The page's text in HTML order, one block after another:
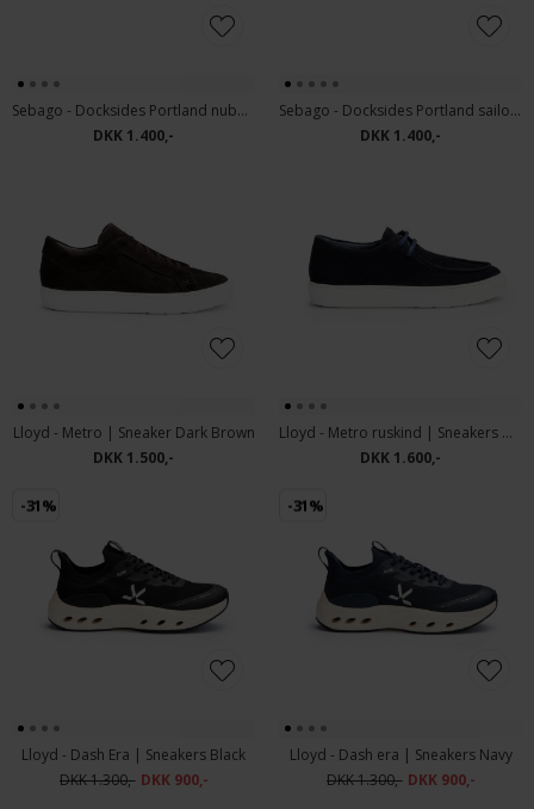
Sebago - Docksides Portland nubuck shoes | Sejlersko Dark Brown
DKK 1.400,-
Sebago - Docksides Portland sailor shoes | Sejlersko Beige Camel
DKK 1.400,-
Lloyd - Metro | Sneaker Dark Brown
DKK 1.500,-
Lloyd - Metro ruskind | Sneakers Navy
DKK 1.600,-
-31%
Lloyd - Dash Era | Sneakers Black
DKK 1.300,- DKK 900,-
-31%
Lloyd - Dash era | Sneakers Navy
DKK 1.300,- DKK 900,-